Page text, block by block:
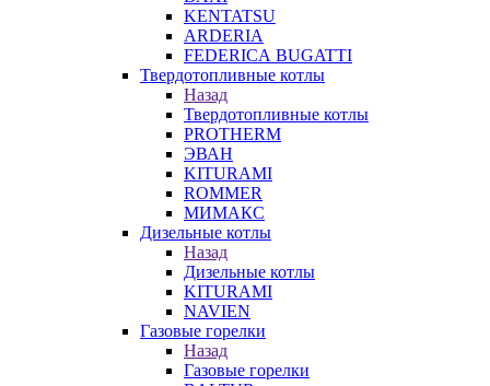
KENTATSU
ARDERIA
FEDERICА BUGATTI
Твердотопливные котлы
Назад
Твердотопливные котлы
PROTHERM
ЭВАН
KITURAMI
ROMMER
МИМАКС
Дизельные котлы
Назад
Дизельные котлы
KITURAMI
NAVIEN
Газовые горелки
Назад
Газовые горелки